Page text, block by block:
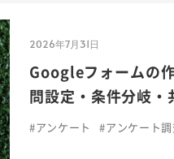
2026年7月31日
Googleフォームの
問設定・条件分岐・
#アンケート #アンケート